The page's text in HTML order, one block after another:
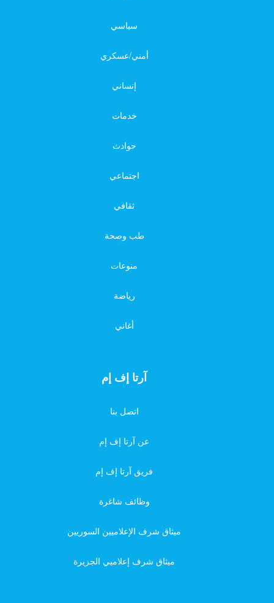
سياسي
أمني/عسكري
إنساني
خدمات
حوادث
اجتماعي
ثقافي
طب وصحة
منوعات
رياضة
أغاني
آرتا إف إم
اتصل بنا
عن آرتا إف إم
فريق آرتا إف إم
وظائف شاغرة
ميثاق شرف الإعلاميين السوريين
ميثاق شرف إعلاميي الجزيرة